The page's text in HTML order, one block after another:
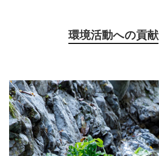
環境活動への貢献